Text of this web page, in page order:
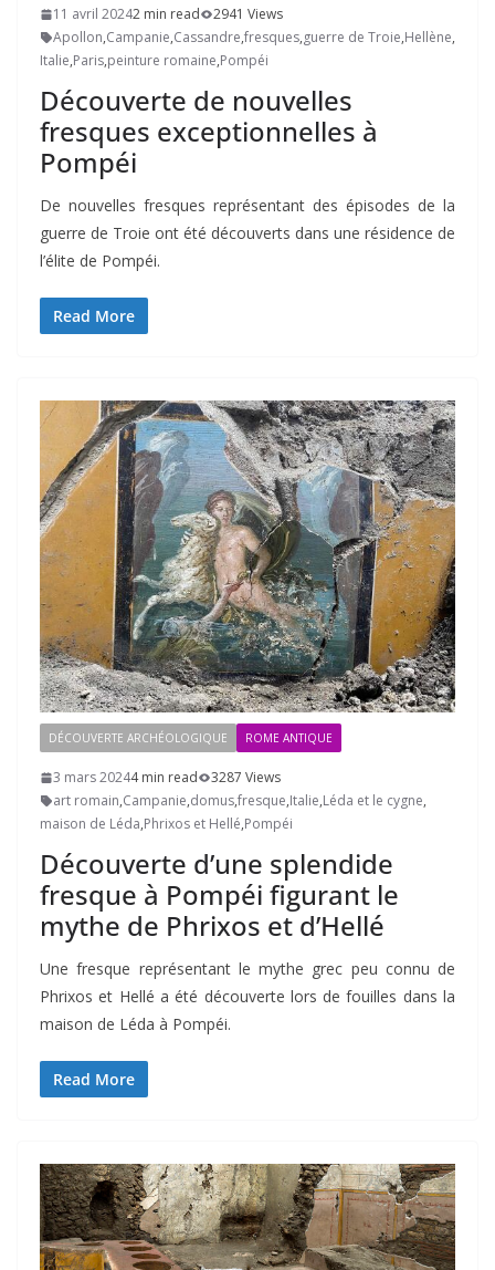
11 avril 20242 min read
2941 Views
Apollon,Campanie,Cassandre,fresques,guerre de Troie,Hellène,
Italie,Paris,peinture romaine,Pompéi
Découverte de nouvelles
fresques exceptionnelles à
Pompéi
De nouvelles fresques représentant des épisodes de la
guerre de Troie ont été découverts dans une résidence de
l’élite de Pompéi.
Read More
DÉCOUVERTE ARCHÉOLOGIQUE ROME ANTIQUE
3 mars 20244 min read
3287 Views
art romain,Campanie,domus,fresque,Italie,Léda et le cygne,
maison de Léda,Phrixos et Hellé,Pompéi
Découverte d’une splendide
fresque à Pompéi figurant le
mythe de Phrixos et d’Hellé
Une fresque représentant le mythe grec peu connu de
Phrixos et Hellé a été découverte lors de fouilles dans la
maison de Léda à Pompéi.
Read More